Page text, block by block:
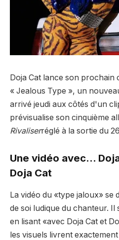
Doja Cat lance son prochain
« Jealous Type », un
arrivé jeudi aux côtés d'un
prévisualise son cinquième
Rivaliserréglé à la sortie du
Une vidéo avec…
Doja Cat
La vidéo du «type jaloux» se
de soi ludique du chanteur.
en lisant «avec Doja Cat et
les visuels livrent